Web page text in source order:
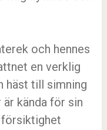
och hennes
en verklig
häst till simning
kända för sin
försiktighet